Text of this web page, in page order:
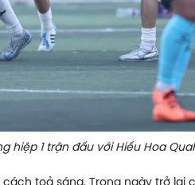
hiệp 1 trận đấu với Hiếu Hoa